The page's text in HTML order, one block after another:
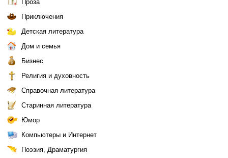
Проза
Приключения
Детская литература
Дом и семья
Бизнес
Религия и духовность
Справочная литература
Старинная литература
Юмор
Компьютеры и Интернет
Поэзия, Драматургия